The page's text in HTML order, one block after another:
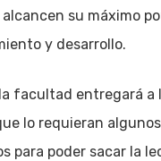
alcancen su máximo
y desarrollo.
facultad entregará a
lo requieran algunos
para poder sacar la